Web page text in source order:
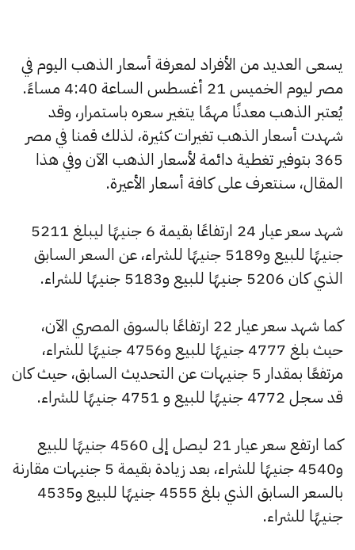
يسعى العديد من الأفراد لمعرفة أسعار الذهب اليوم في
مصر ليوم الخميس 21 أغسطس الساعة 4:40 مساءً.
يُعتبر الذهب معدنًا مهمًا يتغير سعره باستمرار، وقد
شهدت أسعار الذهب تغيرات كثيرة، لذلك قمنا في مصر
365 بتوفير تغطية دائمة لأسعار الذهب الآن وفي هذا
المقال، سنتعرف على كافة أسعار الأعيرة.
شهد سعر عيار 24 ارتفاعًا بقيمة 6 جنيهًا ليبلغ 5211
جنيهًا للبيع و5189 جنيهًا للشراء، عن السعر السابق
الذي كان 5206 جنيهًا للبيع و5183 جنيهًا للشراء.
كما شهد سعر عيار 22 ارتفاعًا بالسوق المصري الآن،
حيث بلغ 4777 جنيهًا للبيع و4756 جنيهًا للشراء،
مرتفعًا بمقدار 5 جنيهات عن التحديث السابق، حيث كان
قد سجل 4772 جنيهًا للبيع و 4751 جنيهًا للشراء.
كما ارتفع سعر عيار 21 ليصل إلى 4560 جنيهًا للبيع
و4540 جنيهًا للشراء، بعد زيادة بقيمة 5 جنيهات مقارنة
بالسعر السابق الذي بلغ 4555 جنيهًا للبيع و4535
جنيهًا للشراء.